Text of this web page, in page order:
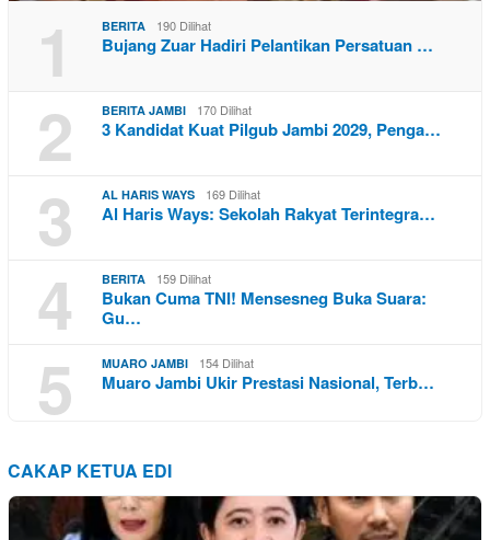
1 BERITA 190 Dilihat
Bujang Zuar Hadiri Pelantikan Persatuan …
2 BERITA JAMBI 170 Dilihat
3 Kandidat Kuat Pilgub Jambi 2029, Penga…
3 AL HARIS WAYS 169 Dilihat
Al Haris Ways: Sekolah Rakyat Terintegra…
4 BERITA 159 Dilihat
Bukan Cuma TNI! Mensesneg Buka Suara:
Gu…
5 MUARO JAMBI 154 Dilihat
Muaro Jambi Ukir Prestasi Nasional, Terb…
CAKAP KETUA EDI